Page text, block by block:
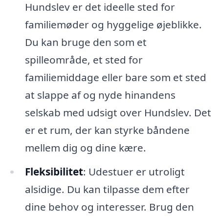
Hundslev er det ideelle sted for
familiemøder og hyggelige øjeblikke.
Du kan bruge den som et
spilleområde, et sted for
familiemiddage eller bare som et sted
at slappe af og nyde hinandens
selskab med udsigt over Hundslev. Det
er et rum, der kan styrke båndene
mellem dig og dine kære.
Fleksibilitet: Udestuer er utroligt
alsidige. Du kan tilpasse dem efter
dine behov og interesser. Brug den